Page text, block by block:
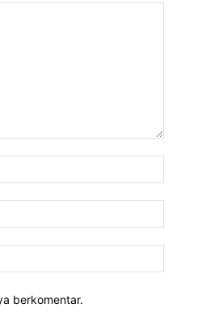
berkomentar.